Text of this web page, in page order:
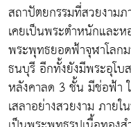
สถาปัตยกรรมที่สวยงาม
เคยเป็นพระตำหนักและ
พระพุทธยอดฟ้าจุฬาโลก
ธนบุรี อีกทั้งยังมีพระอุโ
หลังคาลด 3 ชั้น มีช่อฟ้า
เสลาอย่างสวยงาม ภาย